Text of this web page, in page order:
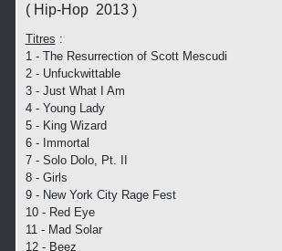
( Hip-Hop 2013 )
Titres :
1 - The Resurrection of Scott Mescudi
2 - Unfuckwittable
3 - Just What I Am
4 - Young Lady
5 - King Wizard
6 - Immortal
7 - Solo Dolo, Pt. II
8 - Girls
9 - New York City Rage Fest
10 - Red Eye
11 - Mad Solar
12 - Beez